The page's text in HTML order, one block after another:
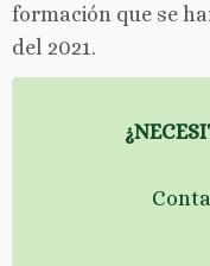
formación que se
del 2021.